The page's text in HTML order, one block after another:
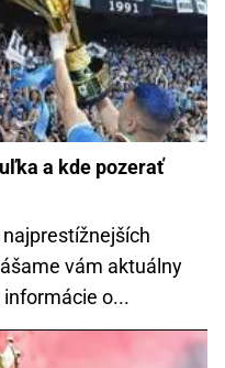
a kde pozerať
vám aktuálny
o...